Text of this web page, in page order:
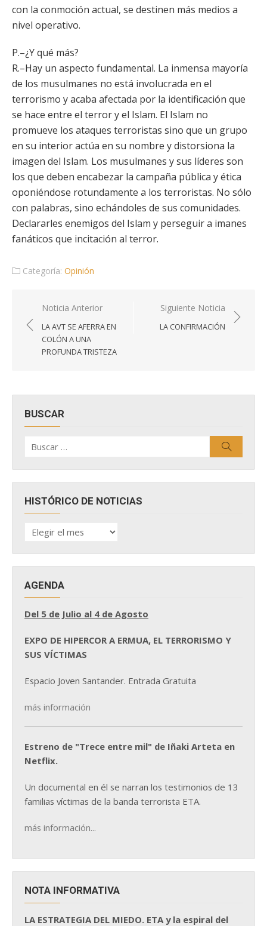
con la conmoción actual, se destinen más medios a
nivel operativo.
P.–¿Y qué más?
R.–Hay un aspecto fundamental. La inmensa mayoría
de los musulmanes no está involucrada en el
terrorismo y acaba afectada por la identificación que
se hace entre el terror y el Islam. El Islam no
promueve los ataques terroristas sino que un grupo
en su interior actúa en su nombre y distorsiona la
imagen del Islam. Los musulmanes y sus líderes son
los que deben encabezar la campaña pública y ética
oponiéndose rotundamente a los terroristas. No sólo
con palabras, sino echándoles de sus comunidades.
Declararles enemigos del Islam y perseguir a imanes
fanáticos que incitación al terror.
Categoría: Opinión
Navegación
de
entradas
Noticia Anterior
LA AVT SE AFERRA EN
COLÓN A UNA
PROFUNDA TRISTEZA
Siguiente Noticia
LA CONFIRMACIÓN
BUSCAR
por:
HISTÓRICO DE NOTICIAS
HISTÓRICO
DE
AGENDA
Del 5 de Julio al 4 de Agosto
EXPO DE HIPERCOR A ERMUA, EL TERRORISMO Y
SUS VÍCTIMAS
Espacio Joven Santander. Entrada Gratuita
más información
Estreno de "Trece entre mil" de Iñaki Arteta en
Netflix.
Un documental en él se narran los testimonios de 13
familias víctimas de la banda terrorista ETA.
más información...
NOTA INFORMATIVA
LA ESTRATEGIA DEL MIEDO. ETA y la espiral del